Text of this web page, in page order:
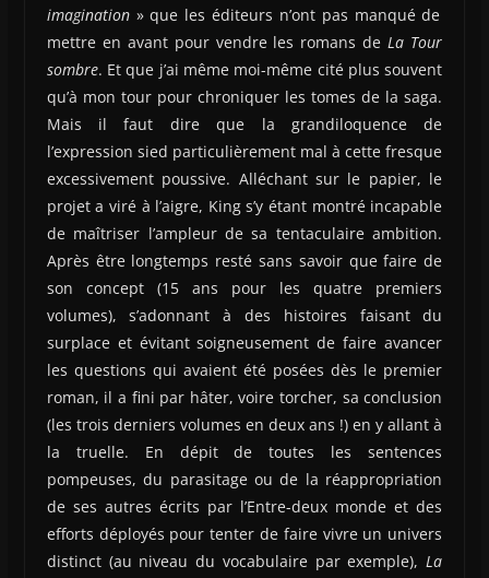
imagination» que les éditeurs n’ont pas manqué de
mettre en avant pour vendre les romans deLa Tour
sombre. Et que j’ai même moi-même cité plus souvent
qu’à mon tour pour chroniquer les tomes de la saga.
Mais il faut dire que la grandiloquence de
l’expression sied particulièrement mal à cette fresque
excessivement poussive. Alléchant sur le papier, le
projet a viré à l’aigre, King s’y étant montré incapable
de maîtriser l’ampleur de sa tentaculaire ambition.
Après être longtemps resté sans savoir que faire de
son concept (15 ans pour les quatre premiers
volumes), s’adonnant à des histoires faisant du
surplace et évitant soigneusement de faire avancer
les questions qui avaient été posées dès le premier
roman, il a fini par hâter, voire torcher, sa conclusion
(les trois derniers volumes en deux ans !) en y allant à
la truelle. En dépit de toutes les sentences
pompeuses, du parasitage ou de la réappropriation
de ses autres écrits par l’Entre-deux monde et des
efforts déployés pour tenter de faire vivre un univers
distinct (au niveau du vocabulaire par exemple),La